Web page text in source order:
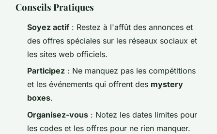
Conseils Pratiques
Soyez actif : Restez à l'affût des annonces et
des offres spéciales sur les réseaux sociaux et
les sites web officiels.
Participez : Ne manquez pas les compétitions
et les événements qui offrent des mystery
boxes.
Organisez-vous : Notez les dates limites pour
les codes et les offres pour ne rien manquer.